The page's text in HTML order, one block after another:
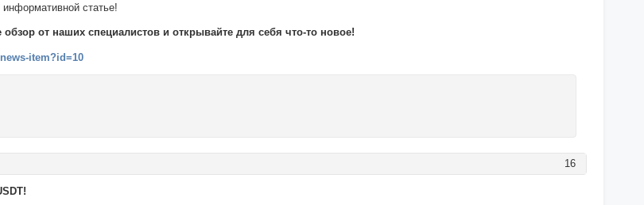
статье!
обзор от наших специалистов и открывайте для себя что-то новое!
item?id=10
16